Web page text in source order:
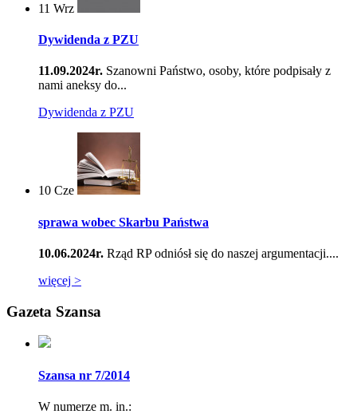
11 Wrz
Dywidenda z PZU
11.09.2024r. Szanowni Państwo, osoby, które podpisały z
nami aneksy do...
Dywidenda z PZU
10 Cze
sprawa wobec Skarbu Państwa
10.06.2024r. Rząd RP odniósł się do naszej argumentacji....
więcej >
Gazeta Szansa
Szansa nr 7/2014
W numerze m. in.: